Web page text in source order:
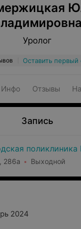
Уролог
Оставить первый
Инфо Отзывы
Запись
286а Выходной
2024